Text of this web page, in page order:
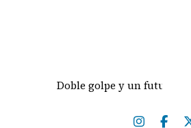
Doble golpe y un futuro por revisar